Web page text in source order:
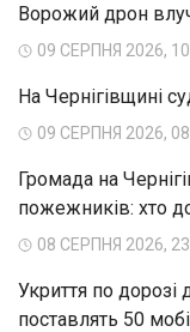
Ворожий дрон
09 СЕРПНЯ 2026,
На Чернігівщині
09 СЕРПНЯ 2026,
Громада на
пожежників: хто
08 СЕРПНЯ 2026,
Укриття по дорозі
поставлять 50